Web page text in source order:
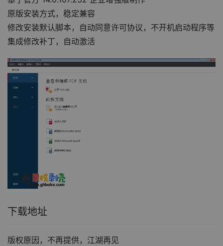
原版安装方式，稳定兼容
修改安装默认脚本，自动同意许可协议，不开机启动程序等
集成修改补丁，自动激活
下载地址
版权原因，不再提供，江湖再见